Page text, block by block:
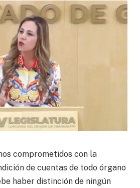
comprometidos con la
de cuentas de todo órgano
haber distinción de ningún